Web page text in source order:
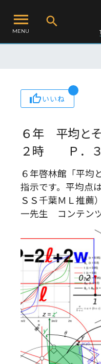
MENU
いいね
６年 平均と
２時 Ｐ．３
６年啓林館「平均
指示です。平均点
ＳＳ千葉ＭＬ推薦
一先生 コンテン